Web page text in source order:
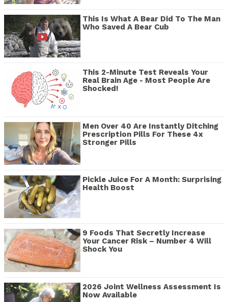
This Is What A Bear Did To The Man
Who Saved A Bear Cub
This 2-Minute Test Reveals Your
Real Brain Age - Most People Are
Shocked!
Men Over 40 Are Instantly Ditching
Prescription Pills For These 4x
Stronger Pills
Pickle Juice For A Month: Surprising
Health Boost
9 Foods That Secretly Increase
Your Cancer Risk – Number 4 Will
Shock You
2026 Joint Wellness Assessment Is
Now Available